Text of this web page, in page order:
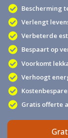
Bescherming
Verlengt
Verbeterde
Bespaart op
Voorkomt
Verhoogt
Gratis offerte